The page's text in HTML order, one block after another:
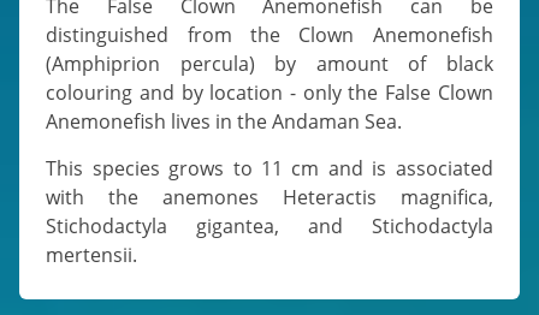
The False Clown Anemonefish can be
distinguished from the Clown Anemonefish
(Amphiprion percula) by amount of black
colouring and by location - only the False Clown
Anemonefish lives in the Andaman Sea.
This species grows to 11 cm and is associated
with the anemones Heteractis magnifica,
Stichodactyla gigantea, and Stichodactyla
mertensii.